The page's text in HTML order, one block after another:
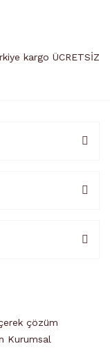
kargo ÜCRETSİZ
çözüm
Kurumsal